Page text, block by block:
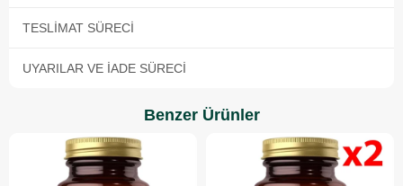
TESLIMAT SÜRECI
UYARILAR VE İADE SÜRECI
Benzer Ürünler